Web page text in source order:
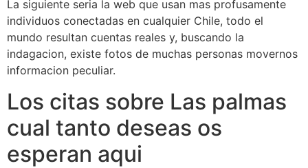
La siguiente seria la web que usan mas profusamente
individuos conectadas en cualquier Chile, todo el
mundo resultan cuentas reales y, buscando la
indagacion, existe fotos de muchas personas movernos
informacion peculiar.
Los citas sobre Las palmas
cual tanto deseas os
esperan aqui